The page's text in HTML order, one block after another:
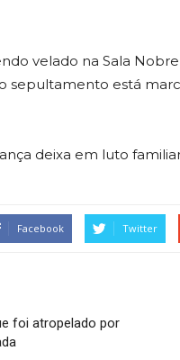
velado na Sala
sepultamento está
deixa em luto
Facebook Twitter
foi atropelado por